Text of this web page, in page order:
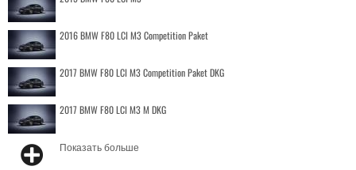
2016 BMW F80 LCI M3 Competition Paket
2017 BMW F80 LCI M3 Competition Paket DKG
2017 BMW F80 LCI M3 M DKG
Показать больше